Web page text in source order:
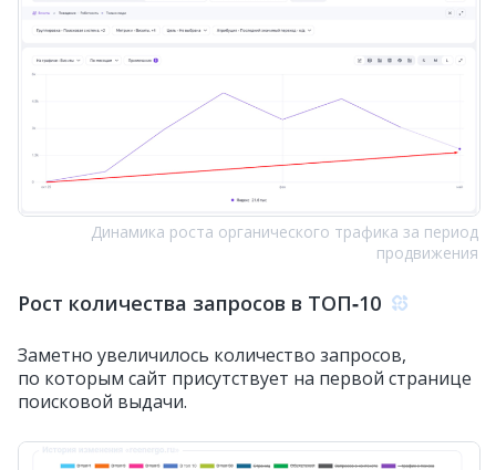
Динамика роста органического трафика за период
продвижения
Рост количества запросов в ТОП‑10
Заметно увеличилось количество запросов,
по которым сайт присутствует на первой странице
поисковой выдачи.